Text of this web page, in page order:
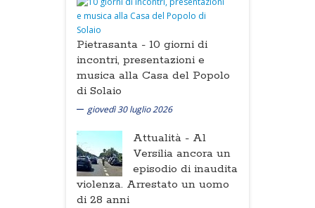
Pietrasanta - 10 giorni di
incontri, presentazioni e
musica alla Casa del Popolo
di Solaio
giovedì 30 luglio 2026
Attualità - Al
Versilia ancora un
episodio di inaudita
violenza. Arrestato un uomo
di 28 anni